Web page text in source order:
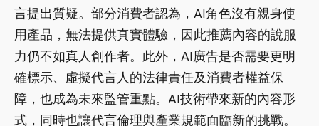
言提出質疑。部分消費者認為，AI角色沒有親身使
用產品，無法提供真實體驗，因此推薦內容的說服
力仍不如真人創作者。此外，AI廣告是否需要更明
確標示、虛擬代言人的法律責任及消費者權益保
障，也成為未來監管重點。AI技術帶來新的內容形
式，同時也讓代言倫理與產業規範面臨新的挑戰。